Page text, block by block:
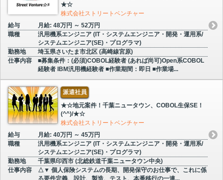
★☆
株式会社ストリートベンチャー
給与
月給: 48万円 ～ 52万円
職種
汎用機系エンジニア (IT・システムエンジニア・開発・運用系/
システムエンジニア(SE)・プログラマ)
勤務地
埼玉県さいたま市北区 (高崎線宮原)
仕事内容
■募集条件：(必須)COBOL経験者 (あれば尚可)Open系COBOL
経験者 IBM汎用機経験者 ■作業期間：即日 ■作業場...
派遣社員
★☆地元案件！千葉ニュータウン、COBOL生保SE！
(^^)/★☆
株式会社ストリートベンチャー
給与
月給: 40万円 ～ 45万円
職種
汎用機系エンジニア (IT・システムエンジニア・開発・運用系/
システムエンジニア(SE)・プログラマ)
勤務地
千葉県印西市 (北総鉄道千葉ニュータウン中央)
仕事内容
△▼ 個人保険システムの長期、開発保守のお仕事で、これに係
る要件定義、設計、製造、テスト、本番移行の一連...